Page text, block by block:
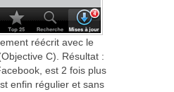
réécrit avec le
C). Résultat :
est 2 fois plus
enfin régulier et sans